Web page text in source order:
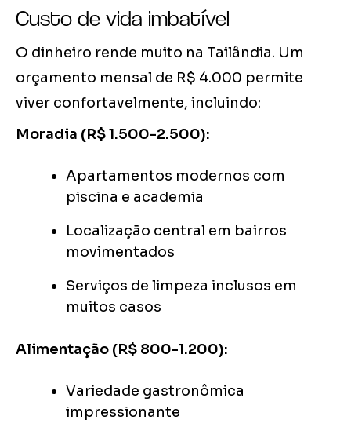
Custo de vida imbatível
O dinheiro rende muito na Tailândia. Um
orçamento mensal de R$ 4.000 permite
viver confortavelmente, incluindo:
Moradia (R$ 1.500-2.500):
Apartamentos modernos com
piscina e academia
Localização central em bairros
movimentados
Serviços de limpeza inclusos em
muitos casos
Alimentação (R$ 800-1.200):
Variedade gastronômica
impressionante